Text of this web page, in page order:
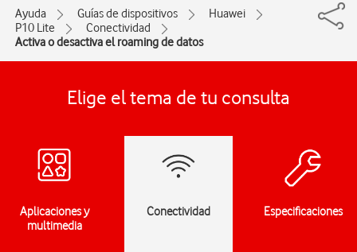
Ayuda Guías de dispositivos
Huawei
P10 Lite
Conectividad
Activa o desactiva el roaming de datos
Elige el tema de tu consulta
Aplicaciones y
multimedia
Conectividad Especificaciones